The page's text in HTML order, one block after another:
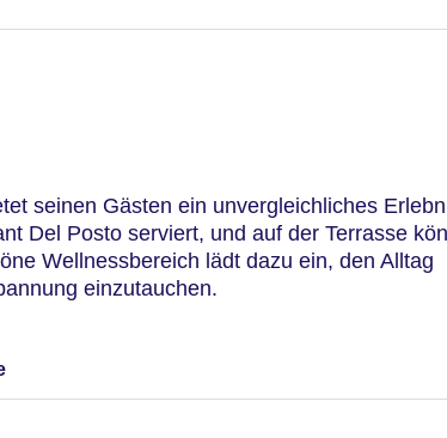
seinen Gästen ein unvergleichliches
Del Posto serviert, und auf der Terrasse
Wellnessbereich lädt dazu ein, den Alltag
einzutauchen.